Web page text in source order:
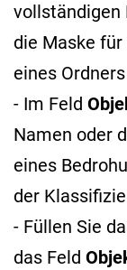
vollständigen
die Maske
eines
- Im Feld
Namen oder
eines
der
- Füllen Sie
das Feld